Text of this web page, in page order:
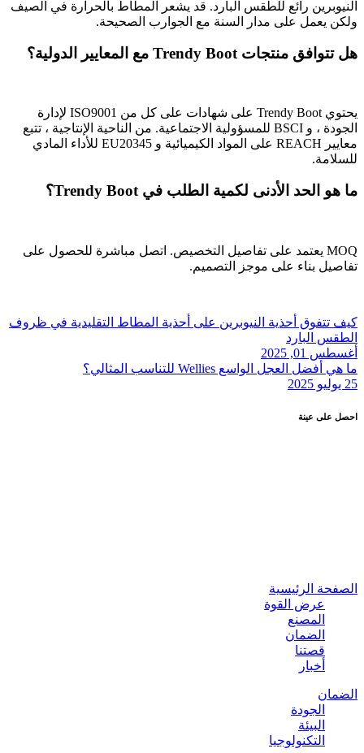
النيوبرين رائع للطقس البارد. قد يشعر المطاط بالحرارة في الصيف
ولكن يعمل على مدار السنة مع الجوارب الصحيحة.
هل تتوافق منتجات Trendy Boot مع المعايير الدولية؟
يحتوي Trendy Boot على شهادات على كل من ISO9001 لإدارة
الجودة ، و BSCI للمسؤولية الاجتماعية. من الناحية الإنتاجية ، تتبع
معايير REACH على المواد الكيميائية و EU20345 للأداء المادي
للسلامة.
ما هو الحد الأدنى لكمية الطلب في Trendy Boot؟
MOQ يعتمد على تفاصيل التخصيص. اتصل مباشرة للحصول على
تفاصيل بناء على موجز التصميم.
كيف تتفوق أحذية النيوبرين على أحذية المطاط التقليدية في ظروف
الطقس البارد
أغسطس 01, 2025
ما هي أفضل العجل الواسع Wellies للتناسب المثالي؟
25 يوليو 2025
احصل على عينة
الصفحة الرئيسية
عرض القوة
المصنع
الضمان
قصتنا
أخبار
الضمان
الجودة
البيئة
التكنولوجيا